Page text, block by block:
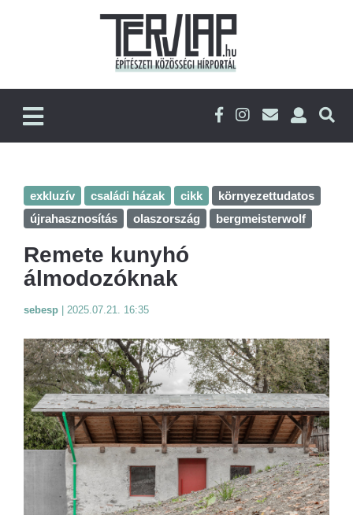
exkluzív családi házak cikk
környezettudatos
újrahasznosítás
olaszország bergmeisterwolf
Remete kunyhó
álmodozóknak
sebesp 2025.07.21. 16:35